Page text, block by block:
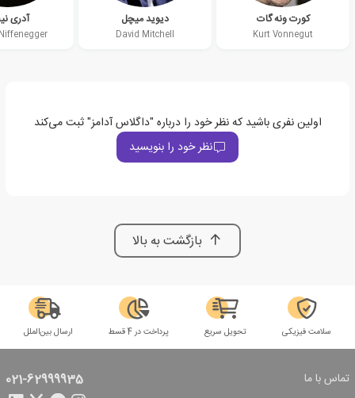
کورت ونه گات
Kurt Vonnegut
دیوید میچل
David Mitchell
آدری
اولین نفری باشید که نظر خود را درباره "داگلاس آدامز" ثبت می‌کند
نظر خود را بنویسید
بازگشت به بالا
سلامت فیزیکی تحویل سریع پرداخت در 4 قسط ارسال بین‌الملل
تماس با ما 021-62999935